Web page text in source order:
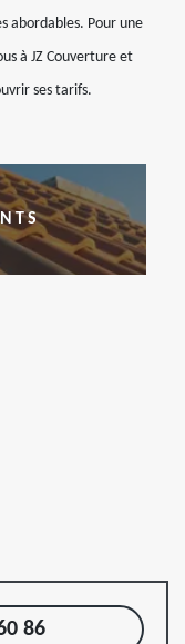
abordables. Pour une
à JZ Couverture et
ses tarifs.
86